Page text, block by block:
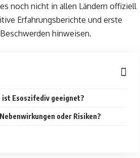
noch nicht in allen Ländern offiziell
Erfahrungsberichte und erste
hinweisen.
ist Esoszifediv geeignet?
oder Risiken?